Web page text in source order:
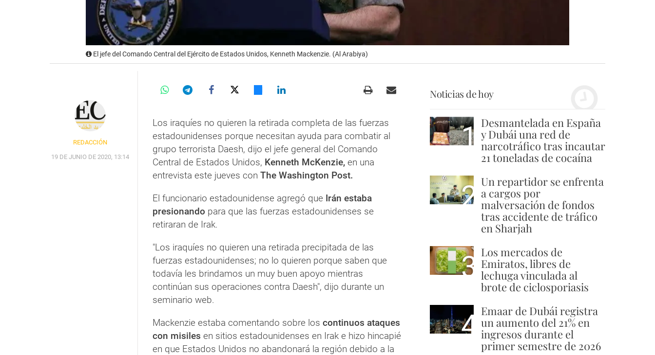
El jefe del Comando Central del Ejército de Estados Unidos, Kenneth Mackenzie. (Al Arabiya)
REDACCIÓN
19 DE JUNIO DE 2020, 13:14
Los iraquíes no quieren la retirada completa de las fuerzas
estadounidenses porque necesitan ayuda para combatir al
grupo terrorista Daesh, dijo el jefe general del Comando
Central de Estados Unidos, Kenneth McKenzie, en una
entrevista este jueves con The Washington Post.
El funcionario estadounidense agregó que Irán estaba
presionando para que las fuerzas estadounidenses se
retiraran de Irak.
"Los iraquíes no quieren una retirada precipitada de las
fuerzas estadounidenses; no lo quieren porque saben que
todavía les brindamos un muy buen apoyo mientras
continúan sus operaciones contra Daesh", dijo durante un
seminario web.
Mackenzie estaba comentando sobre los continuos ataques
con misiles en sitios estadounidenses en Irak e hizo hincapié
en que Estados Unidos no abandonará la región debido a la
Noticias de hoy
1 Desmantelada en España
y Dubái una red de
narcotráfico tras incautar
21 toneladas de cocaína
2 Un repartidor se enfrenta
a cargos por
malversación de fondos
tras accidente de tráfico
en Sharjah
3 Los mercados de
Emiratos, libres de
lechuga vinculada al
brote de ciclosporiasis
4 Emaar de Dubái registra
un aumento del 21% en
ingresos durante el
primer semestre de 2026